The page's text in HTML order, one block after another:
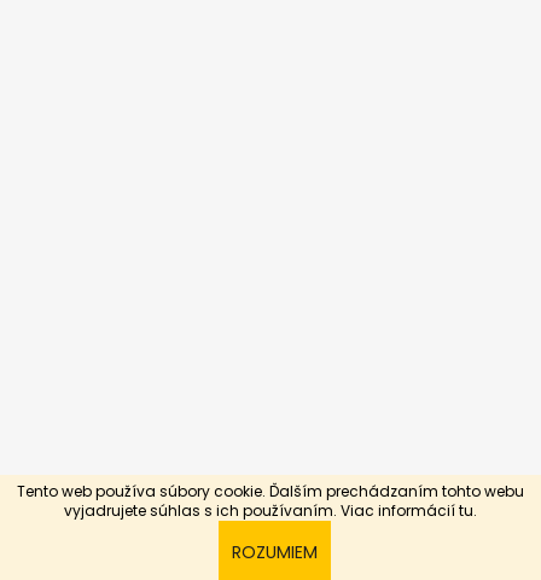
Tento web používa súbory cookie. Ďalším prechádzaním tohto webu
vyjadrujete súhlas s ich používaním. Viac informáciítu.
ROZUMIEM
Vytvoril Shoptet
vyhradené.